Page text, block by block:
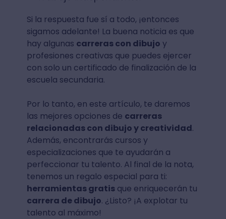
Si la respuesta fue sí a todo, ¡entonces
sigamos adelante! La buena noticia es que
hay algunas carreras con dibujo y
profesiones creativas que puedes ejercer
con solo un certificado de finalización de la
escuela secundaria.
Por lo tanto, en este artículo, te daremos
las mejores opciones de carreras
relacionadas con dibujo y creatividad.
Además, encontrarás cursos y
especializaciones que te ayudarán a
perfeccionar tu talento. Al final de la nota,
tenemos un regalo especial para ti:
herramientas gratisque enriquecerán tu
carrera de dibujo. ¿Listo? ¡A explotar tu
talento al máximo!